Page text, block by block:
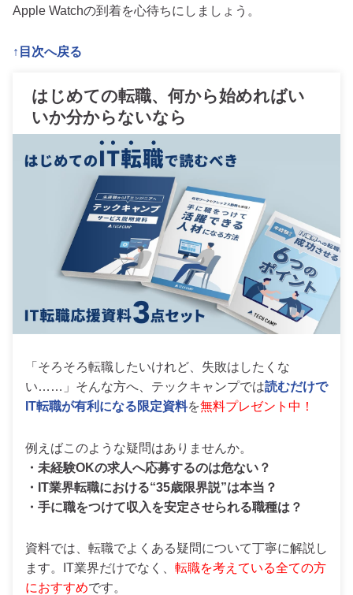
Apple Watchの到着を心待ちにしましょう。
↑目次へ戻る
はじめての転職、何から始めればい
いか分からないなら
「そろそろ転職したいけれど、失敗はしたくな
い……」そんな方へ、テックキャンプでは読むだけで
IT転職が有利になる限定資料を無料プレゼント中！
例えばこのような疑問はありませんか。
・未経験OKの求人へ応募するのは危ない？
・IT業界転職における“35歳限界説”は本当？
・手に職をつけて収入を安定させられる職種は？
資料では、転職でよくある疑問について丁寧に解説し
ます。IT業界だけでなく、 転職を考えている全ての方
におすすめです。